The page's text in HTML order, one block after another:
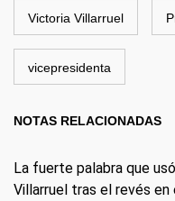
Victoria Villarruel
vicepresidenta
NOTAS RELACIONADAS
La fuerte palabra que
Villarruel tras el revés en